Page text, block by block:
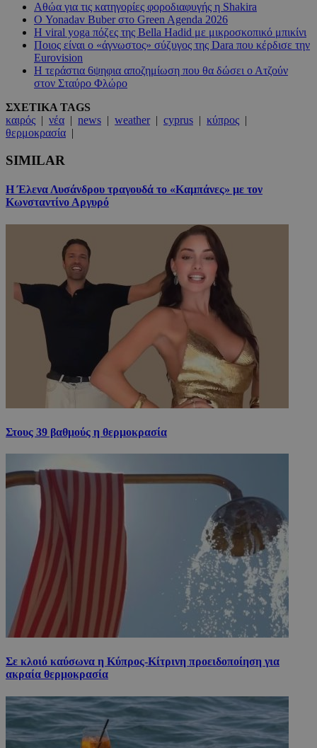
Αθώα για τις κατηγορίες φοροδιαφυγής η Shakira
Ο Yonadav Buber στο Green Agenda 2026
Η viral yoga πόζες της Bella Hadid με μικροσκοπικό μπικίνι
Ποιος είναι ο «άγνωστος» σύζυγος της Dara που κέρδισε την
Eurovision
Η τεράστια 6ψηφια αποζημίωση που θα δώσει ο Ατζούν
στον Σταύρο Φλώρο
ΣΧΕΤΙΚΑ TAGS
καιρός | νέα | news | weather| cyprus | κύπρος |
θερμοκρασία |
SIMILAR
Η Έλενα Λυσάνδρου τραγουδά το «Καμπάνες» με τον
Κωνσταντίνο Αργυρό
Στους 39 βαθμούς η θερμοκρασία
Σε κλοιό καύσωνα η Κύπρος-Κίτρινη προειδοποίηση για
ακραία θερμοκρασία